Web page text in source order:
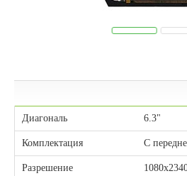
Диагональ 6.3"
Комплектация С
Разрешение